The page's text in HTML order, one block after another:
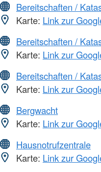
Bereitschaften /
Karte: Link zur
Bereitschaften /
Karte: Link zur
Bereitschaften /
Karte: Link zur
Bergwacht
Karte: Link zur
Hausnotrufzentrale
Karte: Link zur